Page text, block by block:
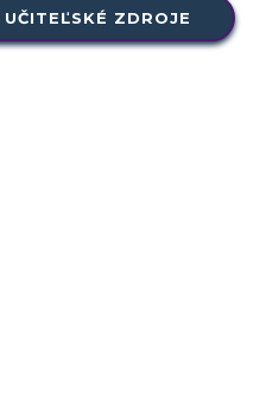
ZDROJE